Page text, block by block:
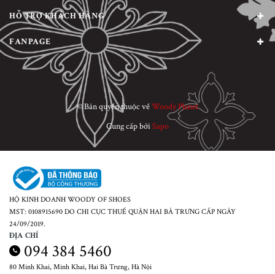
HỖ TRỢ KHÁCH HÀNG
FANPAGE
© Bản quyền thuộc vềWoody Planet
Cung cấp bởiSapo
HỘ KINH DOANH WOODY OF SHOES
MST: 0108915690 DO CHI CỤC THUẾ QUẬN HAI BÀ TRƯNG CẤP NGÀY
24/09/2019.
ĐỊA CHỈ
094 384 5460
80 Minh Khai, Minh Khai, Hai Bà Trưng, Hà Nội